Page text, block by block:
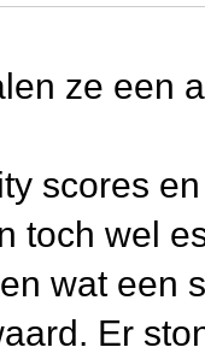
ze een
scores
toch wel
wat een
Er